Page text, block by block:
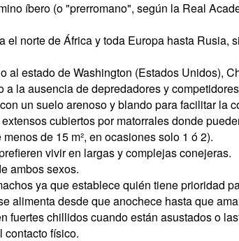
íbero (o "prerromano", según la Real
norte de África y toda Europa hasta
al estado de Washington (Estados Unidos),
la ausencia de depredadores y
un suelo arenoso y blando para facilitar la
cubiertos por matorrales donde
de 15 m², en ocasiones solo 1 ó 2).
vivir en largas y complejas conejeras.
ambos sexos.
ya que establece quién tiene prioridad
alimenta desde que anochece hasta que
fuertes chillidos cuando están asustados o
contacto físico.